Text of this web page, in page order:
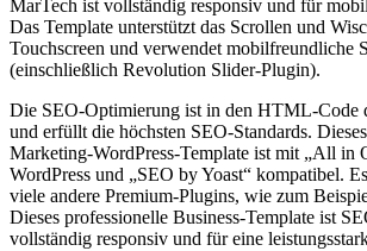
MarTech ist vollständig responsiv und für
Das Template unterstützt das Scrollen und
Touchscreen und verwendet mobilfreundliche
(einschließlich Revolution Slider-Plugin).
Die SEO-Optimierung ist in den HTML-Code
und erfüllt die höchsten SEO-Standards.
Marketing-WordPress-Template ist mit „All in
WordPress und „SEO by Yoast“ kompatibel.
viele andere Premium-Plugins, wie zum
Dieses professionelle Business-Template ist
vollständig responsiv und für eine